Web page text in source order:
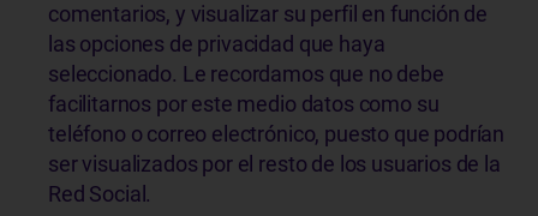
comentarios, y visualizar su perfil en función de
las opciones de privacidad que haya
seleccionado. Le recordamos que no debe
facilitarnos por este medio datos como su
teléfono o correo electrónico, puesto que podrían
ser visualizados por el resto de los usuarios de la
Red Social.